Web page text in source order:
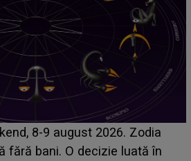
DETALIU ASCUNS până
concurentul din Casa Iubirii